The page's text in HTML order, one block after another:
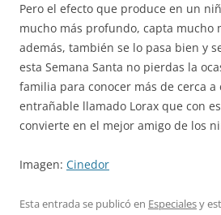
Pero el efecto que produce en un
mucho más profundo, capta mucho
además, también se lo pasa bien y
esta Semana Santa no pierdas la
familia para conocer más de cerca a
entrañable llamado Lorax que con
convierte en el mejor amigo de los
Imagen: Cinedor
Esta entrada se publicó en Especialesy